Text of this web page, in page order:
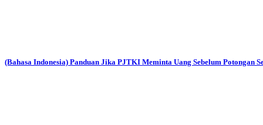
(Bahasa Indonesia) Panduan Jika PJTKI Meminta Uang Sebelum Potongan